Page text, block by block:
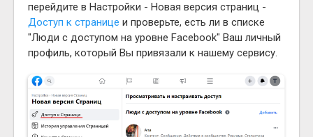
перейдите в Настройки - Новая версия страниц -
Доступ к странице и проверьте, есть ли в списке
"Люди с доступом на уровне Facebook" Ваш личный
профиль, который Вы привязали к нашему сервису.